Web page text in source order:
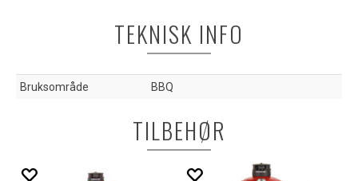
TEKNISK INFO
Bruksområde BBQ
TILBEHØR